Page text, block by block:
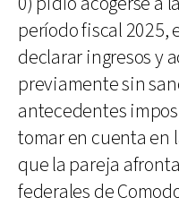
período fiscal 2025,
declarar ingresos y
previamente sin
antecedentes
tomar en cuenta
que la pareja
federales de